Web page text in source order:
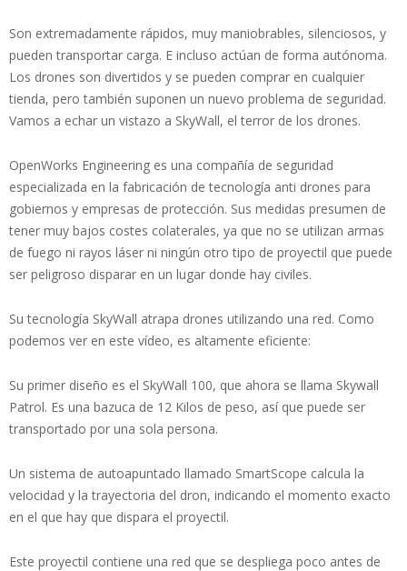
Son extremadamente rápidos, muy maniobrables, silenciosos, y
pueden transportar carga. E incluso actúan de forma autónoma.
Los drones son divertidos y se pueden comprar en cualquier
tienda, pero también suponen un nuevo problema de seguridad.
Vamos a echar un vistazo a SkyWall, el terror de los drones.
OpenWorks Engineering es una compañía de seguridad
especializada en la fabricación de tecnología anti drones para
gobiernos y empresas de protección. Sus medidas presumen de
tener muy bajos costes colaterales, ya que no se utilizan armas
de fuego ni rayos láser ni ningún otro tipo de proyectil que puede
ser peligroso disparar en un lugar donde hay civiles.
Su tecnología SkyWall atrapa drones utilizando una red. Como
podemos ver en este vídeo, es altamente eficiente:
Su primer diseño es el SkyWall 100, que ahora se llama Skywall
Patrol. Es una bazuca de 12 Kilos de peso, así que puede ser
transportado por una sola persona.
Un sistema de autoapuntado llamado SmartScope calcula la
velocidad y la trayectoria del dron, indicando el momento exacto
en el que hay que dispara el proyectil.
Este proyectil contiene una red que se despliega poco antes de